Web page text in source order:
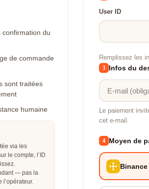
confirmation du
de commande
sont traitées
humaine
via les
le compte, l’ID
— pas la
l’opérateur.
User ID
Remplissez les
3 Infos du
Le paiement
cet e-mail.
4 Moyen de
Binance